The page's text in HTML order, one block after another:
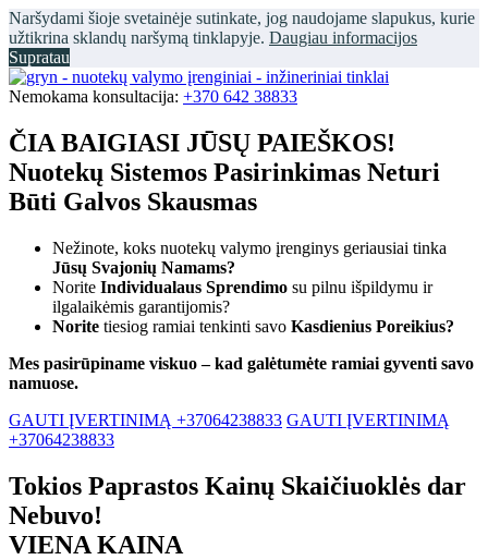
Naršydami šioje svetainėje sutinkate, jog naudojame slapukus, kurie
užtikrina sklandų naršymą tinklapyje. Daugiau informacijos
Supratau
Nemokama konsultacija: +370 642 38833
ČIA BAIGIASI JŪSŲ PAIEŠKOS!
Nuotekų Sistemos Pasirinkimas Neturi
Būti Galvos Skausmas
Nežinote, koks nuotekų valymo įrenginys geriausiai tinka
Jūsų Svajonių Namams?
Norite Individualaus Sprendimo su pilnu išpildymu ir
ilgalaikėmis garantijomis?
Norite tiesiog ramiai tenkinti savo Kasdienius Poreikius?
Mes pasirūpiname viskuo – kad galėtumėte ramiai gyventi savo
namuose.
GAUTI ĮVERTINIMĄ +37064238833 GAUTI ĮVERTINIMĄ
+37064238833
Tokios Paprastos Kainų Skaičiuoklės dar
Nebuvo!
VIENA KAINA